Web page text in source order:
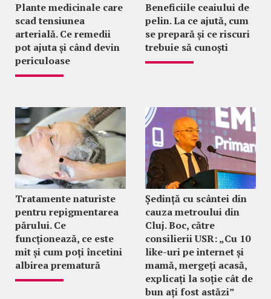
Plante medicinale care
scad tensiunea
arterială. Ce remedii
pot ajuta și când devin
periculoase
Beneficiile ceaiului de
pelin. La ce ajută, cum
se prepară și ce riscuri
trebuie să cunoști
Tratamente naturiste
pentru repigmentarea
părului. Ce
funcționează, ce este
mit și cum poți încetini
albirea prematură
Ședință cu scântei din
cauza metroului din
Cluj. Boc, către
consilierii USR: „Cu 10
like-uri pe internet și
mamă, mergeți acasă,
explicați la soție cât de
bun ați fost astăzi”